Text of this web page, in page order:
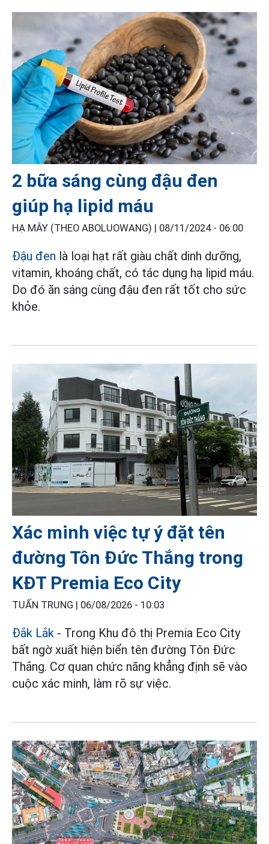
2 bữa sáng cùng đậu đen
giúp hạ lipid máu
HẠ MÂY (THEO ABOLUOWANG) | 08/11/2024 - 06:00
Đậu đen là loại hạt rất giàu chất dinh dưỡng,
vitamin, khoáng chất, có tác dụng hạ lipid máu.
Do đó ăn sáng cùng đậu đen rất tốt cho sức
khỏe.
Xác minh việc tự ý đặt tên
đường Tôn Đức Thắng trong
KĐT Premia Eco City
TUẤN TRUNG | 06/08/2026 - 10:03
Đắk Lắk - Trong Khu đô thị Premia Eco City
bất ngờ xuất hiện biển tên đường Tôn Đức
Thắng. Cơ quan chức năng khẳng định sẽ vào
cuộc xác minh, làm rõ sự việc.